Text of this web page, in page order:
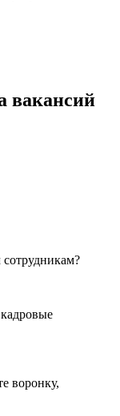
вакансий
воронку,